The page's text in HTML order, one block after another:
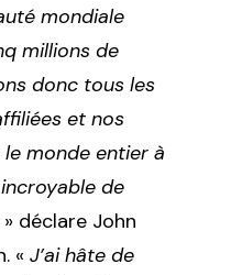
mondiale
millions de
donc tous les
et nos
monde entier à
de
» déclare John
« J’ai hâte de